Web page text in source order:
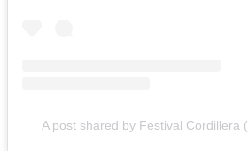
A post shared by Festival Cordillera